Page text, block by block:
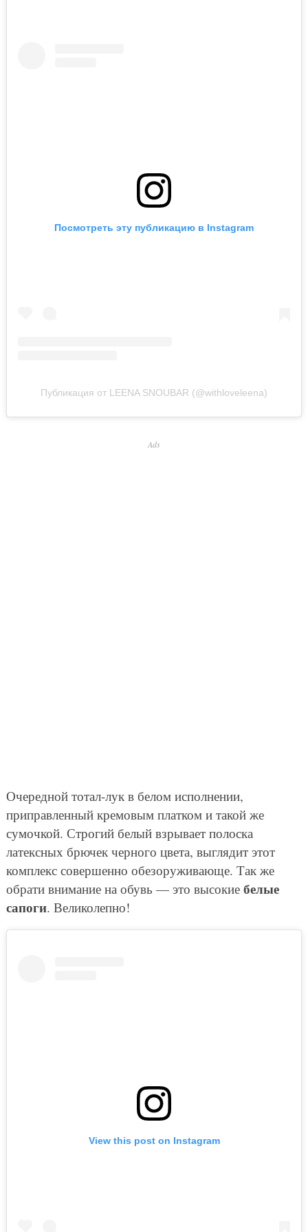
Посмотреть эту публикацию в Instagram
Публикация от LEENA SNOUBAR (@withloveleena)
Ads
Очередной тотал-лук в белом исполнении,
приправленный кремовым платком и такой же
сумочкой. Строгий белый взрывает полоска
латексных брючек черного цвета, выглядит этот
комплекс совершенно обезоруживающе. Так же
обрати внимание на обувь — это высокие белые
сапоги. Великолепно!
View this post on Instagram